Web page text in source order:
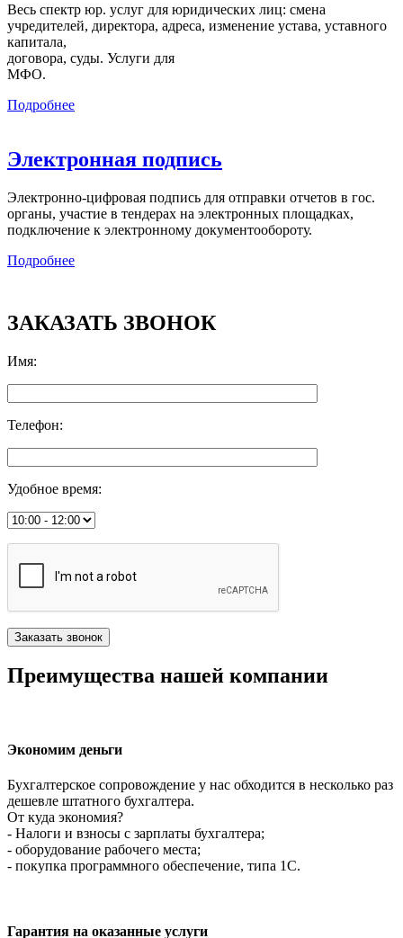
Весь спектр юр. услуг для юридических лиц: смена
учредителей, директора, адреса, изменение устава, уставного
капитала,
договора, суды. Услуги для
МФО.
Подробнее
Электронная подпись
Электронно-цифровая подпись для отправки отчетов в гос.
органы, участие в тендерах на электронных площадках,
подключение к электронному документообороту.
Подробнее
ЗАКАЗАТЬ ЗВОНОК
Имя:
Телефон:
Удобное время:
Преимущества нашей компании
Экономим деньги
Бухгалтерское сопровождение у нас обходится в несколько раз
дешевле штатного бухгалтера.
От куда экономия?
- Налоги и взносы с зарплаты бухгалтера;
- оборудование рабочего места;
- покупка программного обеспечение, типа 1С.
Гарантия на оказанные услуги